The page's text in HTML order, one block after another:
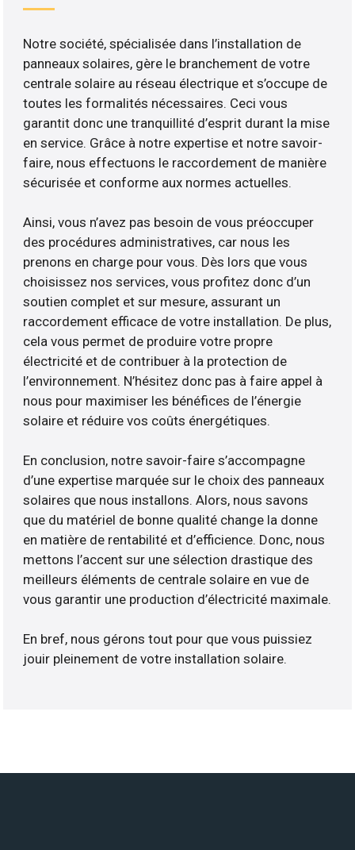
Notre société, spécialisée dans l’installation de
panneaux solaires, gère le branchement de votre
centrale solaire au réseau électrique et s’occupe de
toutes les formalités nécessaires. Ceci vous
garantit donc une tranquillité d’esprit durant la mise
en service. Grâce à notre expertise et notre savoir-
faire, nous effectuons le raccordement de manière
sécurisée et conforme aux normes actuelles.
Ainsi, vous n’avez pas besoin de vous préoccuper
des procédures administratives, car nous les
prenons en charge pour vous. Dès lors que vous
choisissez nos services, vous profitez donc d’un
soutien complet et sur mesure, assurant un
raccordement efficace de votre installation. De plus,
cela vous permet de produire votre propre
électricité et de contribuer à la protection de
l’environnement. N’hésitez donc pas à faire appel à
nous pour maximiser les bénéfices de l’énergie
solaire et réduire vos coûts énergétiques.
En conclusion, notre savoir-faire s’accompagne
d’une expertise marquée sur le choix des panneaux
solaires que nous installons. Alors, nous savons
que du matériel de bonne qualité change la donne
en matière de rentabilité et d’efficience. Donc, nous
mettons l’accent sur une sélection drastique des
meilleurs éléments de centrale solaire en vue de
vous garantir une production d’électricité maximale.
En bref, nous gérons tout pour que vous puissiez
jouir pleinement de votre installation solaire.